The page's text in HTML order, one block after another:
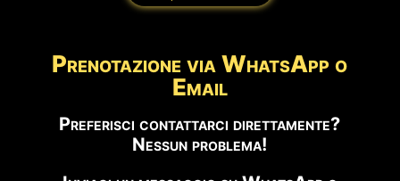
Prenotazione via WhatsApp o
Email
Preferisci contattarci direttamente?
Nessun problema!